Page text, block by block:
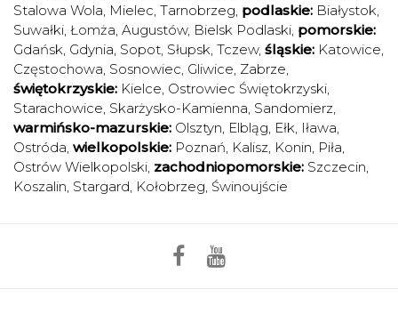
Stalowa Wola, Mielec, Tarnobrzeg, podlaskie: Białystok,
Suwałki, Łomża, Augustów, Bielsk Podlaski, pomorskie:
Gdańsk, Gdynia, Sopot, Słupsk, Tczew, śląskie: Katowice,
Częstochowa, Sosnowiec, Gliwice, Zabrze,
świętokrzyskie: Kielce, Ostrowiec Świętokrzyski,
Starachowice, Skarżysko-Kamienna, Sandomierz,
warmińsko-mazurskie: Olsztyn, Elbląg, Ełk, Iława,
Ostróda, wielkopolskie: Poznań, Kalisz, Konin, Piła,
Ostrów Wielkopolski, zachodniopomorskie: Szczecin,
Koszalin, Stargard, Kołobrzeg, Świnoujście